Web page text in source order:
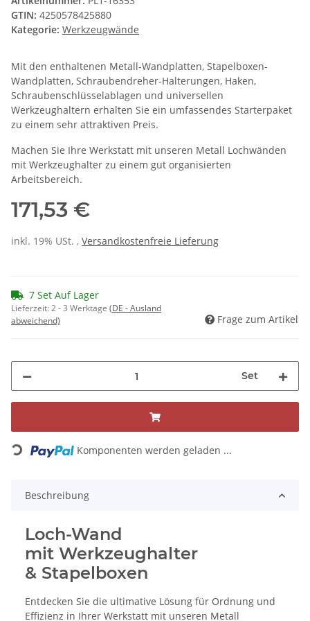
GTIN: 4250578425880
Kategorie: Werkzeugwände
Mit den enthaltenen Metall-Wandplatten, Stapelboxen-
Wandplatten, Schraubendreher-Halterungen, Haken,
Schraubenschlüsselablagen und universellen
Werkzeughaltern erhalten Sie ein umfassendes Starterpaket
zu einem sehr attraktiven Preis.
Machen Sie Ihre Werkstatt mit unseren Metall Lochwänden
mit Werkzeughalter zu einem gut organisierten
Arbeitsbereich.
171,53 €
inkl. 19% USt. , Versandkostenfreie Lieferung
7 Set Auf Lager
Lieferzeit:2 - 3 Werktage (DE - Ausland
abweichend)
Frage zum Artikel
Set
Loading... Komponenten werden geladen ...
Beschreibung
Loch-Wand
mit Werkzeughalter
& Stapelboxen
Entdecken Sie die ultimative Lösung für Ordnung und
Effizienz in Ihrer Werkstatt mit unseren Metall